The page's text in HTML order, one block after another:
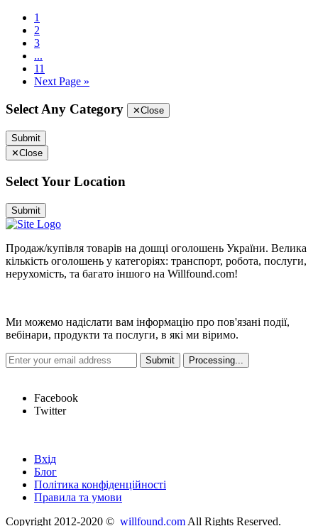
1
2
3
...
11
Next Page »
Select Any Category ✕Close
Submit
✕Close
Select Your Location
Submit
Продаж/купівля товарів на дошці оголошень України. Велика
кількість оголошень у категоріях: транспорт, робота, послуги,
нерухомість, та багато іншого на Willfound.com!
Ми можемо надіслати вам інформацію про пов'язані події,
вебінари, продукти та послуги, в які ми віримо.
Facebook
Twitter
Вхід
Блог
Політика конфіденційності
Правила та умови
Copyright 2012-2020 © willfound.com All Rights Reserved.